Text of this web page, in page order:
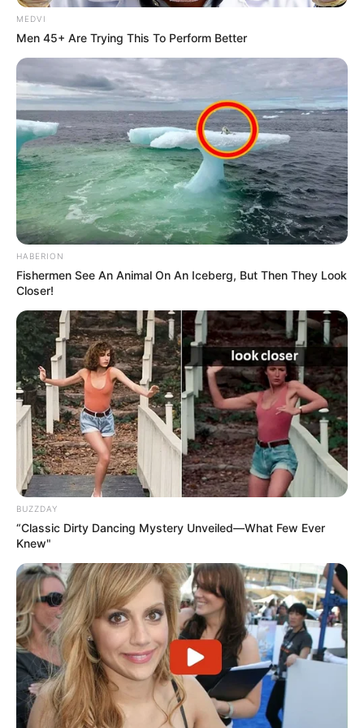
Quantas visitas o ACS deve realizar?
Agente de saúde sofre mal súbito e vai a óbito
✳️ Aposentadoria: Miriam Leitão critica e chama de
-ad3
Inicialmente, aPEC 14 previa Aposentadoria Especial com 25
anos de contribuição
entanto, orientados pela base governista, sindicalistas e lideranças
do Fórum Nacional das Representações dos Agentes de Saúde
(FNARAS)entenderam que esse formato jamais passaria no
Congresso.
PEC 14/2021: Governo libera bancada e proposta avança
com apoio massivo no Congresso.Na foto, Dep. Lindbergh Farias,
PT.
—Foto/Reprodução /Agência Senado.
📌 A situação do PLP 185
PLP 185/2024não tem o apoio amplo da base do Governo
Federal. Sem esse apoio, ele não será aprovado, tudo está muito
claro. O texto apresenta apenas 20 anos de contribuição (o que
MEDVI
Men 45+ Are Trying This To Perform Better
HABERION
Fishermen See An Animal On An Iceberg, But Then They Look
Closer!
BUZZDAY
“Classic Dirty Dancing Mystery Unveiled—What Few Ever
Knew"